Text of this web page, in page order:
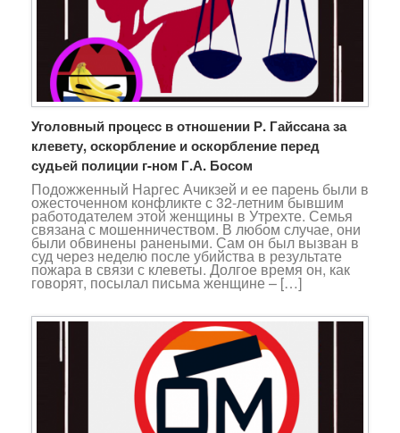
Уголовный процесс в отношении Р. Гайссана за
клевету, оскорбление и оскорбление перед
судьей полиции г-ном Г.А. Босом
Подожженный Наргес Ачикзей и ее парень были в
ожесточенном конфликте с 32-летним бывшим
работодателем этой женщины в Утрехте. Семья
связана с мошенничеством. В любом случае, они
были обвинены ранеными. Сам он был вызван в
суд через неделю после убийства в результате
пожара в связи с клеветы. Долгое время он, как
говорят, посылал письма женщине – […]